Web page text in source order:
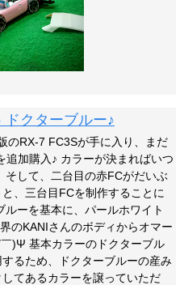
クターブルー♪
のRX-7 FC3Sが手に入り、まだ
追加購入♪ カラーが決まればいつ
して、二台目の赤FCがだいぶ
、三台目FCを制作することに
ーを基本に、パールホワイト
のKANIさんのボディからオマー
)Ψ 基本カラーのドクターブル
るため、ドクターブルーの産み
てあるカラーを譲っていただ